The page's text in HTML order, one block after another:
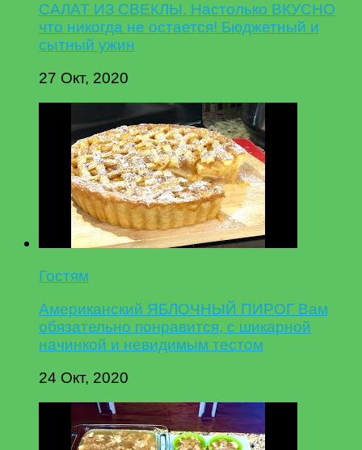
САЛАТ ИЗ СВЕКЛЫ. Настолько ВКУСНО
что никогда не остается! Бюджетный и
сытный ужин
27 Окт, 2020
Гостям
Американский ЯБЛОЧНЫЙ ПИРОГ Вам
обязательно понравится, с шикарной
начинкой и невидимым тестом
24 Окт, 2020